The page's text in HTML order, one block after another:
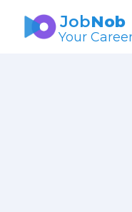
JobNob
Your